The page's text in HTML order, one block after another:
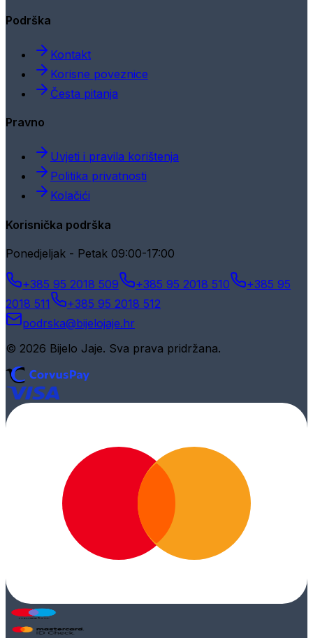
Podrška
Kontakt
Korisne poveznice
Česta pitanja
Pravno
Uvjeti i pravila korištenja
Politika privatnosti
Kolačići
Korisnička podrška
Ponedjeljak - Petak 09:00-17:00
+385 95 2018 509 +385 95 2018 510
+385 95
2018 511
+385 95 2018 512
podrska@bijelojaje.hr
© 2026 Bijelo Jaje. Sva prava pridržana.